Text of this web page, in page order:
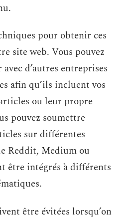
pour obtenir ces
site web. Vous pouvez
d’autres entreprises
afin qu’ils incluent vos
ou leur propre
pouvez soumettre
sur différentes
Reddit, Medium ou
être intégrés à différents
être évitées lorsqu’on